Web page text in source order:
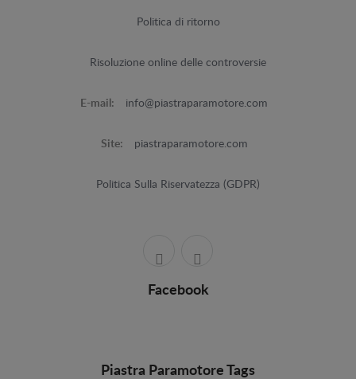
Politica di ritorno
Risoluzione online delle controversie
E-mail: info@piastraparamotore.com
Site: piastraparamotore.com
Politica Sulla Riservatezza (GDPR)
Facebook
Piastra Paramotore Tags